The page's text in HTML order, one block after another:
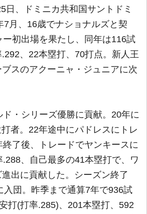
日、ドミニカ共和国サントドミ
7月、16歳でナショナルズと契
初出場を果たし、同年は116試
、22本塁打、70打点。新人王
スのアクーニャ・ジュニアに次
・シリーズ優勝に貢献。20年に
者。22年途中にパドレスにトレ
了後、トレードでヤンキースに
、自己最多の41本塁打で、ワ
出に貢献した。シーズン終了
入団。昨季まで通算7年で936試
打(打率.285)、201本塁打、592